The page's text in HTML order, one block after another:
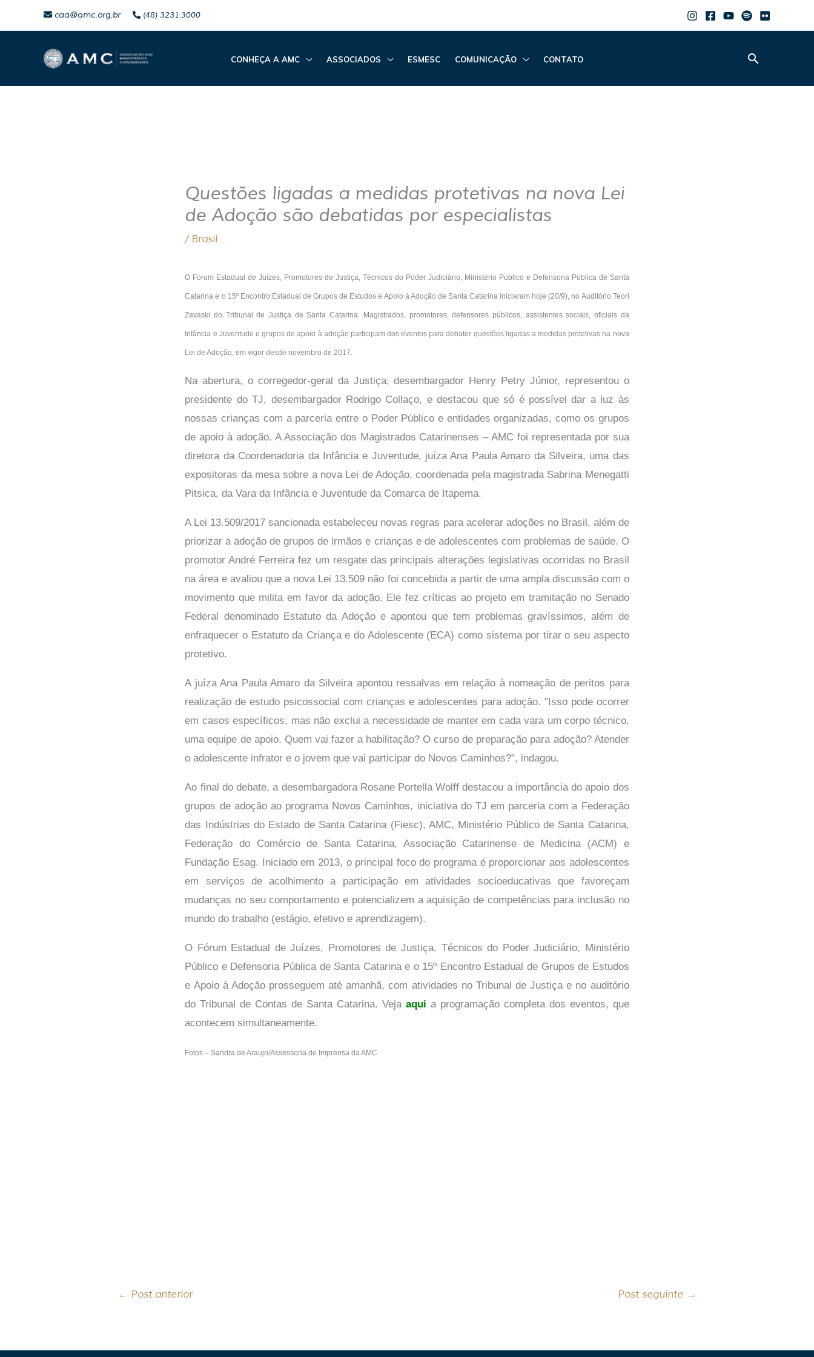
conteúdo
caa@amc.org.br (48) 3231.3000
CONHEÇA A AMC ASSOCIADOS ESMESC COMUNICAÇÃO CONTATO Pesquisar
Questões ligadas a medidas protetivas na nova Lei
de Adoção são debatidas por especialistas
/ Brasil
O Fórum Estadual de Juízes, Promotores de Justiça, Técnicos do Poder Judiciário, Ministério Público e Defensoria Pública de Santa
Catarina e o 15º Encontro Estadual de Grupos de Estudos e Apoio à Adoção de Santa Catarina iniciaram hoje (20/9), no Auditório Teori
Zavaski do Tribunal de Justiça de Santa Catarina. Magistrados, promotores, defensores públicos, assistentes sociais, oficiais da
Infância e Juventude e grupos de apoio à adoção participam dos eventos para debater questões ligadas a medidas protetivas na nova
Lei de Adoção, em vigor desde novembro de 2017.
Na abertura, o corregedor-geral da Justiça, desembargador Henry Petry Júnior, representou o
presidente do TJ, desembargador Rodrigo Collaço, e destacou que só é possível dar a luz às
nossas crianças com a parceria entre o Poder Público e entidades organizadas, como os grupos
de apoio à adoção. A Associação dos Magistrados Catarinenses – AMC foi representada por sua
diretora da Coordenadoria da Infância e Juventude, juíza Ana Paula Amaro da Silveira, uma das
expositoras da mesa sobre a nova Lei de Adoção, coordenada pela magistrada Sabrina Menegatti
Pitsica, da Vara da Infância e Juventude da Comarca de Itapema.
A Lei 13.509/2017 sancionada estabeleceu novas regras para acelerar adoções no Brasil, além de
priorizar a adoção de grupos de irmãos e crianças e de adolescentes com problemas de saúde. O
promotor André Ferreira fez um resgate das principais alterações legislativas ocorridas no Brasil
na área e avaliou que a nova Lei 13.509 não foi concebida a partir de uma ampla discussão com o
movimento que milita em favor da adoção. Ele fez críticas ao projeto em tramitação no Senado
Federal denominado Estatuto da Adoção e apontou que tem problemas gravíssimos, além de
enfraquecer o Estatuto da Criança e do Adolescente (ECA) como sistema por tirar o seu aspecto
protetivo.
A juíza Ana Paula Amaro da Silveira apontou ressalvas em relação à nomeação de peritos para
realização de estudo psicossocial com crianças e adolescentes para adoção. "Isso pode ocorrer
em casos específicos, mas não exclui a necessidade de manter em cada vara um corpo técnico,
uma equipe de apoio. Quem vai fazer a habilitação? O curso de preparação para adoção? Atender
o adolescente infrator e o jovem que vai participar do Novos Caminhos?", indagou.
Ao final do debate, a desembargadora Rosane Portella Wolff destacou a importância do apoio dos
grupos de adoção ao programa Novos Caminhos, iniciativa do TJ em parceria com a Federação
das Indústrias do Estado de Santa Catarina (Fiesc), AMC, Ministério Público de Santa Catarina,
Federação do Comércio de Santa Catarina, Associação Catarinense de Medicina (ACM) e
Fundação Esag. Iniciado em 2013, o principal foco do programa é proporcionar aos adolescentes
em serviços de acolhimento a participação em atividades socioeducativas que favoreçam
mudanças no seu comportamento e potencializem a aquisição de competências para inclusão no
mundo do trabalho (estágio, efetivo e aprendizagem).
O Fórum Estadual de Juízes, Promotores de Justiça, Técnicos do Poder Judiciário, Ministério
Público e Defensoria Pública de Santa Catarina e o 15º Encontro Estadual de Grupos de Estudos
e Apoio à Adoção prosseguem até amanhã, com atividades no Tribunal de Justiça e no auditório
do Tribunal de Contas de Santa Catarina. Veja aqui a programação completa dos eventos, que
acontecem simultaneamente.
Fotos – Sandra de Araujo/Assessoria de Imprensa da AMC
← Post anterior Post seguinte →